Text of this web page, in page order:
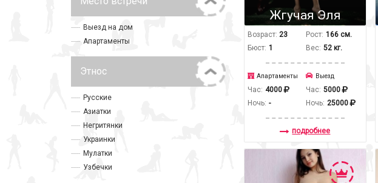
Выезд на дом
Апартаменты
Этнос
Русские
Азиатки
Негритянки
Украинки
Мулатки
Узбечки
Жгучая Эля
Возраст: 23
Бюст: 1
Рост: 166 см.
Вес: 52 кг.
Апартаменты
Час: 4000
Ночь: -
Выезд
Час: 5000
Ночь: 25000
подробнее